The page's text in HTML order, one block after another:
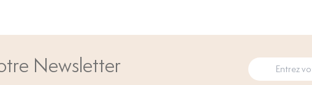
Newsletter